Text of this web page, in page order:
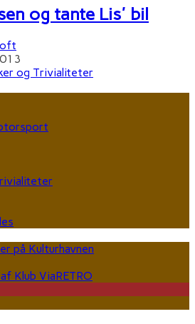
og tante Lis' bil
og Trivialiteter
på Kulturhavnen
Klub ViaRETRO